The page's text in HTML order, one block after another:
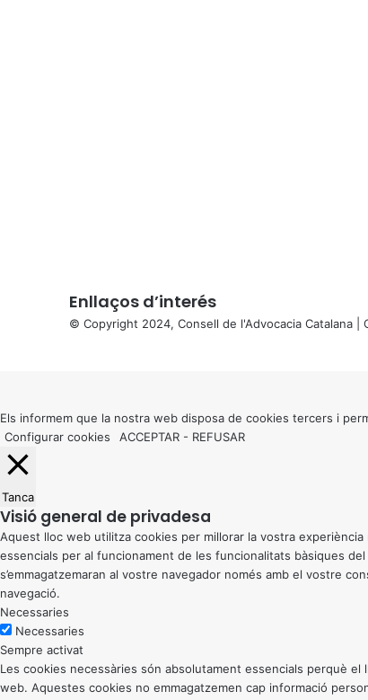
Enllaços d’interés
© Copyright 2024, Consell de l'Advocacia Catalana |
button
Els informem que la nostra web disposa de cookies tercers i
Configurar cookies
ACCEPTAR - REFUSAR
Tanca
Visió general de privadesa
Aquest lloc web utilitza cookies per millorar la vostra
essencials per al funcionament de les funcionalitats bàsiques
s’emmagatzemaran al vostre navegador només amb el vostre
navegació.
Necessaries
Necessaries
Sempre activat
Les cookies necessàries són absolutament essencials perquè
web. Aquestes cookies no emmagatzemen cap informació